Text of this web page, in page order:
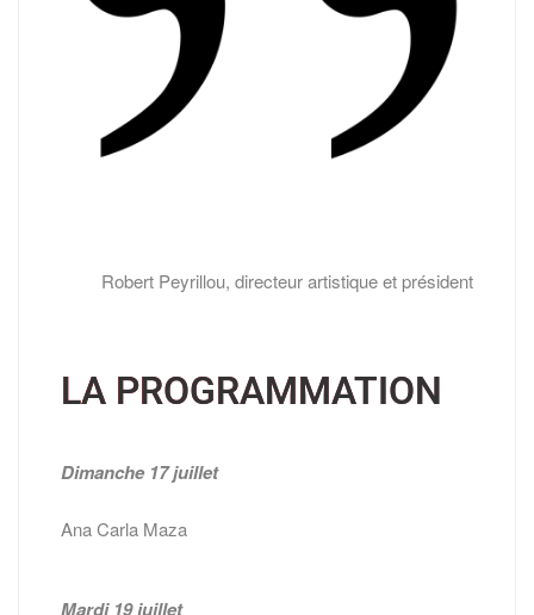
Robert Peyrillou, directeur artistique et président
LA PROGRAMMATION
Dimanche 17 juillet
Ana Carla Maza
Mardi 19 juillet